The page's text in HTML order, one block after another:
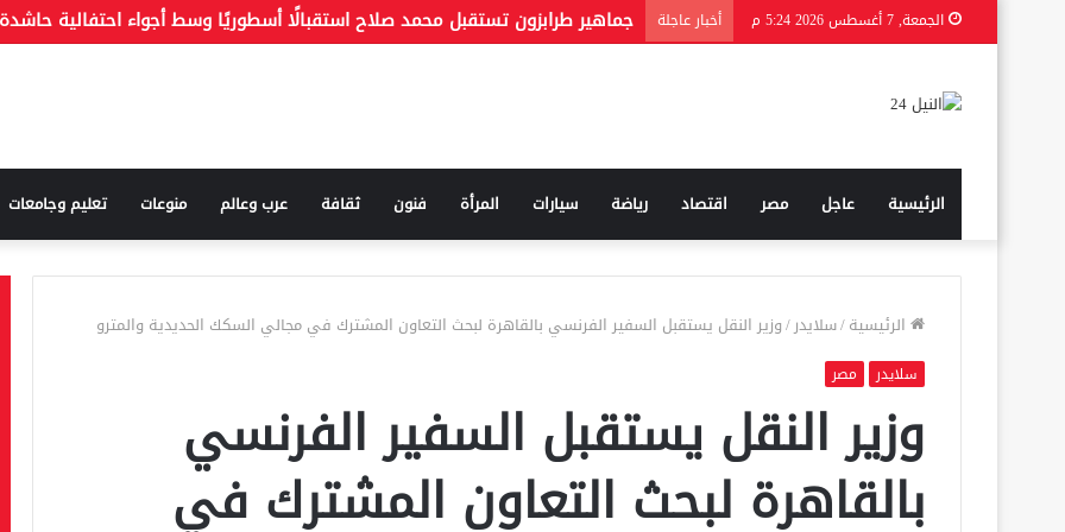
الجمعة, 7 أغسطس 2026 5:24 م أخبار عاجلة
الرئيسية عاجل مصر اقتصاد رياضة سيارات المرأة فنون ثقافة عرب وعالم منوعات تعليم وجامعات
الرئيسية/سلايدر/وزير النقل يستقبل السفير الفرنسي بالقاهرة لبحث التعاون المشترك في مجالي السكك الحديدية والمترو
سلايدر مصر
وزير النقل يستقبل السفير الفرنسي
بالقاهرة لبحث التعاون المشترك في